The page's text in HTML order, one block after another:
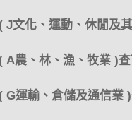
J文化、運動、休閒及
A農、林、漁、牧業 )
G運輸、倉儲及通信業